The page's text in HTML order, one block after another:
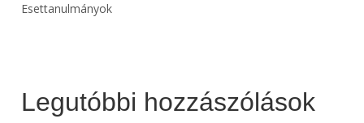
Esettanulmányok
Legutóbbi hozzászólások